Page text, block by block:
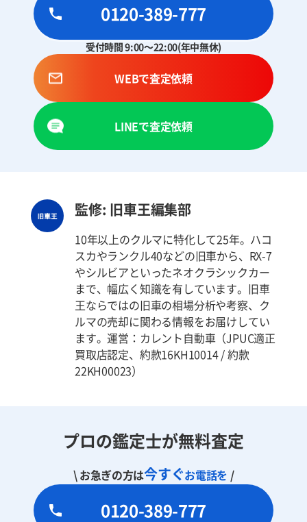
0120-389-777
受付時間 9:00～22:00(年中無休)
WEBで査定依頼
LINEで査定依頼
監修: 旧車王編集部
10年以上のクルマに特化して25年。ハコ
スカやランクル40などの旧車から、RX-7
やシルビアといったネオクラシックカー
まで、幅広く知識を有しています。旧車
王ならではの旧車の相場分析や考察、ク
ルマの売却に関わる情報をお届けしてい
ます。運営：カレント自動車（JPUC適正
買取店認定、約款16KH10014 / 約款
22KH00023）
プロの鑑定士が無料査定
\ お急ぎの方は今すぐお電話を /
0120-389-777